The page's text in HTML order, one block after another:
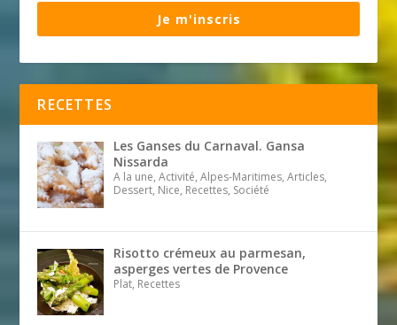
Je m'inscris
RECETTES
Les Ganses du Carnaval. Gansa
Nissarda
A la une, Activité, Alpes-Maritimes, Articles,
Dessert, Nice, Recettes, Société
Risotto crémeux au parmesan,
asperges vertes de Provence
Plat, Recettes